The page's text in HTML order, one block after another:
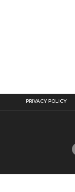
PRIVACY POLICY